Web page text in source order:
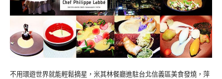
不用環遊世界就能輕鬆摘星，米其林餐廳進駐台北信義區美食發燒，萍